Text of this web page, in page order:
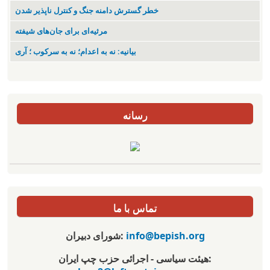
خطر گسترش دامنه جنگ و کنترل ناپذیر شدن
مرثیه‌ای برای جان‌های شیفته
بیانیه: نه به اعدام؛ نه به سرکوب ؛ آری
رسانه
تماس با ما
شورای دبیران: info@bepish.org
هیئت سیاسی - اجرائی حزب چپ ایران: